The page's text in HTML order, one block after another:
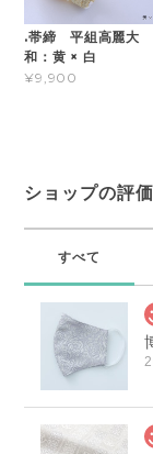
.帯締 平組高麗大
和：黄 × 白
¥9,900
ショップの評価
すべて